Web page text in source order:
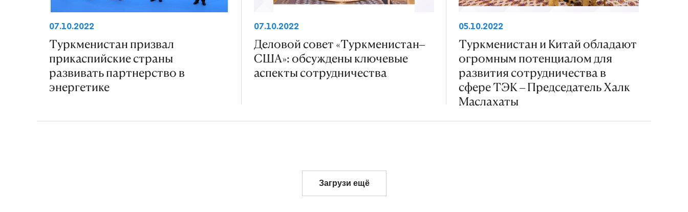
07.10.2022
Туркменистан призвал
прикаспийские страны
развивать партнерство в
энергетике
07.10.2022
Деловой совет «Туркменистан–
США»: обсуждены ключевые
аспекты сотрудничества
05.10.2022
Туркменистан и Китай обладают
огромным потенциалом для
развития сотрудничества в
сфере ТЭК – Председатель Халк
Маслахаты
Загрузи ещё